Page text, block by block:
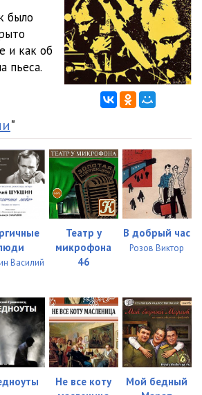
было
и как об
пьеса.
"
Василий
Театр у
микрофона
46
В добрый час
Розов Виктор
Не все коту
Мой бедный